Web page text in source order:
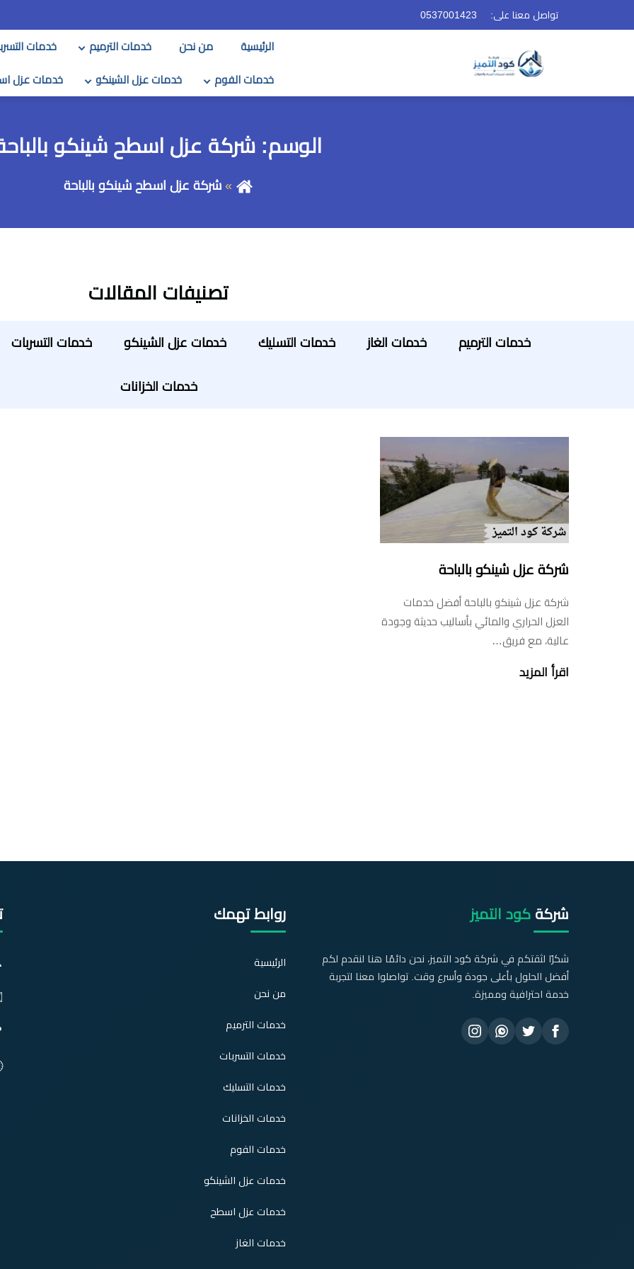
تواصل معنا على: 0537001423
الرئيسية من نحن خدمات الترميم خدمات
خدمات الفوم خدمات عزل الشينكو خدمات عزل
الوسم: شركة عزل اسطح شينكو
شركة عزل اسطح شينكو بالباحة
تصنيفات المقالات
خدمات الترميم خدمات الغاز خدمات التسليك خدمات عزل الشينكو خدمات التسربات
خدمات الخزانات
شركة عزل شينكو بالباحة
شركة عزل شينكو بالباحة أفضل خدمات
العزل الحراري والمائي بأساليب حديثة وجودة
عالية، مع فريق…
اقرأ المزيد
شركة كود التميز
شكرًا لثقتكم في شركة كود التميز، نحن دائمًا هنا لنقدم لكم
أفضل الحلول بأعلى جودة وأسرع وقت. تواصلوا معنا لتجربة
خدمة احترافية ومميزة.
روابط تهمك
الرئيسية
من نحن
خدمات الترميم
خدمات التسربات
خدمات التسليك
خدمات الخزانات
خدمات الفوم
خدمات عزل الشينكو
خدمات عزل اسطح
خدمات الغاز